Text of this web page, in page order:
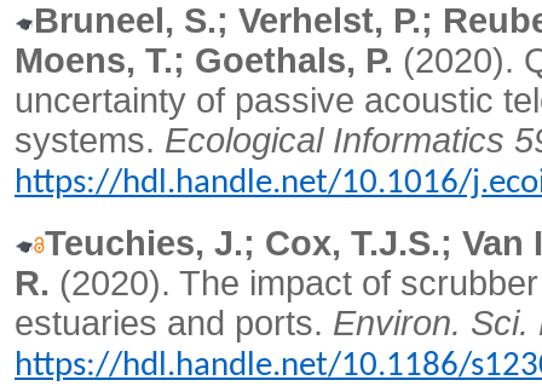
Bruneel, S.; Verhelst, P.;
Moens, T.; Goethals, P. (2020).
uncertainty of passive acoustic
systems. Ecological Informatics
https://hdl.handle.net/10.1016/
Teuchies, J.; Cox, T.J.S.;
R. (2020). The impact of
estuaries and ports. Environ. Sci.
https://hdl.handle.net/10.1186/